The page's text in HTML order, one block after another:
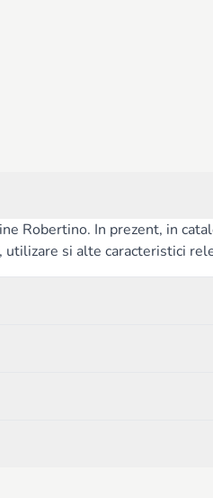
Robertino. In prezent, in
si alte caracteristici